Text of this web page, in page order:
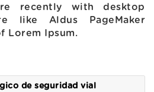
recently with desktop
like Aldus PageMaker
Lorem Ipsum.
de seguridad vial